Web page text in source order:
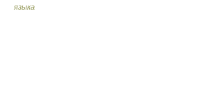
языка